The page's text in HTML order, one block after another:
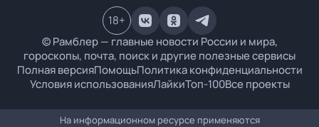
© Рамблер — главные новости России и мира,
гороскопы, почта, поиск и другие полезные сервисы
Полная версияПомощьПолитика конфиденциальности
Условия использованияЛайкиТоп-100Все проекты
18+
На информационном ресурсе применяются